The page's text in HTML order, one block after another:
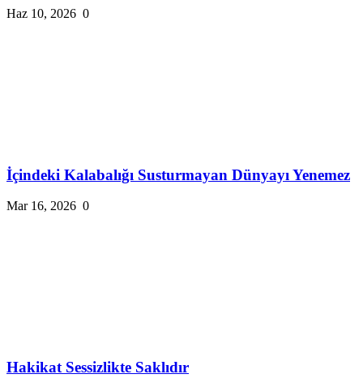
Haz 10, 2026 0
İçindeki Kalabalığı Susturmayan Dünyayı Yenemez
Mar 16, 2026 0
Hakikat Sessizlikte Saklıdır